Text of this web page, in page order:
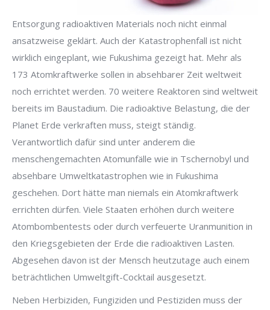
Entsorgung radioaktiven Materials noch nicht einmal
ansatzweise geklärt. Auch der Katastrophenfall ist nicht
wirklich eingeplant, wie Fukushima gezeigt hat. Mehr als
173 Atomkraftwerke sollen in absehbarer Zeit weltweit
noch errichtet werden. 70 weitere Reaktoren sind weltweit
bereits im Baustadium. Die radioaktive Belastung, die der
Planet Erde verkraften muss, steigt ständig.
Verantwortlich dafür sind unter anderem die
menschengemachten Atomunfälle wie in Tschernobyl und
absehbare Umweltkatastrophen wie in Fukushima
geschehen. Dort hätte man niemals ein Atomkraftwerk
errichten dürfen. Viele Staaten erhöhen durch weitere
Atombombentests oder durch verfeuerte Uranmunition in
den Kriegsgebieten der Erde die radioaktiven Lasten.
Abgesehen davon ist der Mensch heutzutage auch einem
beträchtlichen Umweltgift-Cocktail ausgesetzt.
Neben Herbiziden, Fungiziden und Pestiziden muss der